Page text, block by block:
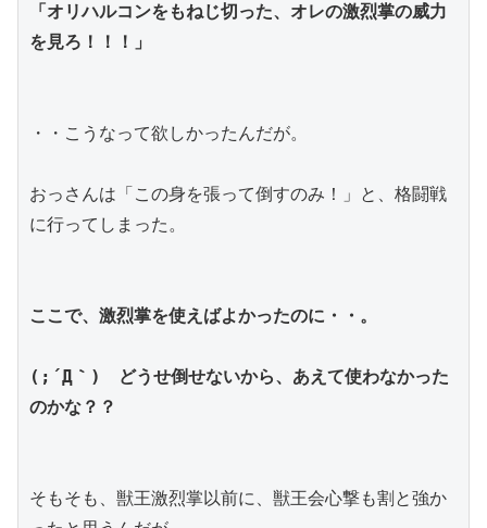
「オリハルコンをもねじ切った、オレの激烈掌の威力
を見ろ！！！」
・・こうなって欲しかったんだが。
おっさんは「この身を張って倒すのみ！」と、格闘戦
に行ってしまった。
ここで、激烈掌を使えばよかったのに・・。
(;´Д｀)
どうせ倒せないから、あえて使わなかった
のかな？？
そもそも、獣王激烈掌以前に、獣王会心撃も割と強か